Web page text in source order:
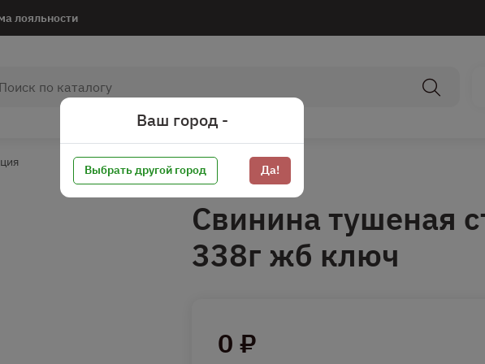
лояльности
Свинина тушеная
338г жб ключ
0 ₽
Ваш город -
Выбрать другой город Да!